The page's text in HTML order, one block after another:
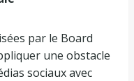
par le Board
une obstacle
sociaux avec